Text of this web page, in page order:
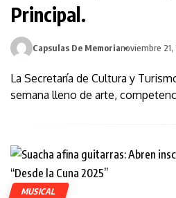
Principal.
Capsulas De Memorianoviembre 21,
La Secretaría de Cultura y
semana lleno de arte,
MUSICAL